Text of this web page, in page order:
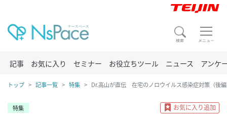
記事 お気に入り セミナー お役立ちツール ニュース アンケ
トップ 記事一覧 特集 Dr.高山が直伝 在宅のノロウイルス感染症対策（後
特集